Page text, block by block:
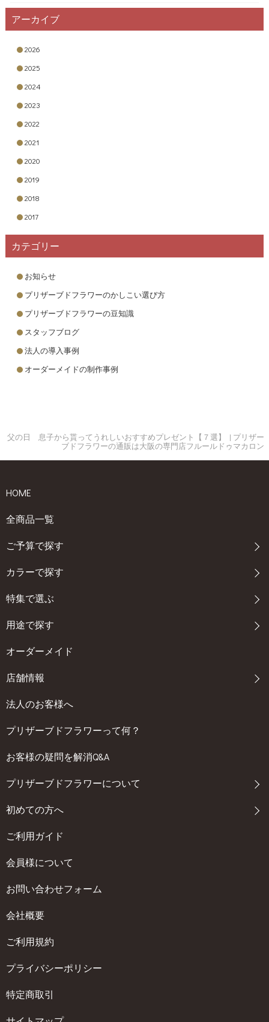
父の日 息子から貰ってうれしいおすすめプレゼント【７選】 | プリザー
ブドフラワーの通販は大阪の専門店フルールドゥマカロン
アーカイブ
2026
2025
2024
2023
2022
2021
2020
2019
2018
2017
カテゴリー
お知らせ
プリザーブドフラワーのかしこい選び方
プリザーブドフラワーの豆知識
スタッフブログ
法人の導入事例
オーダーメイドの制作事例
HOME
全商品一覧
ご予算で探す
カラーで探す
特集で選ぶ
用途で探す
オーダーメイド
店舗情報
法人のお客様へ
プリザーブドフラワーって何？
お客様の疑問を解消Q&A
プリザーブドフラワーについて
初めての方へ
ご利用ガイド
会員様について
お問い合わせフォーム
会社概要
ご利用規約
プライバシーポリシー
特定商取引